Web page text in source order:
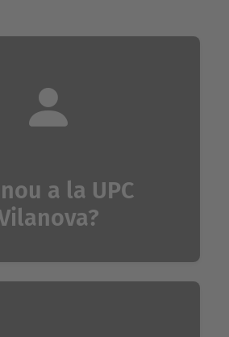
a la UPC